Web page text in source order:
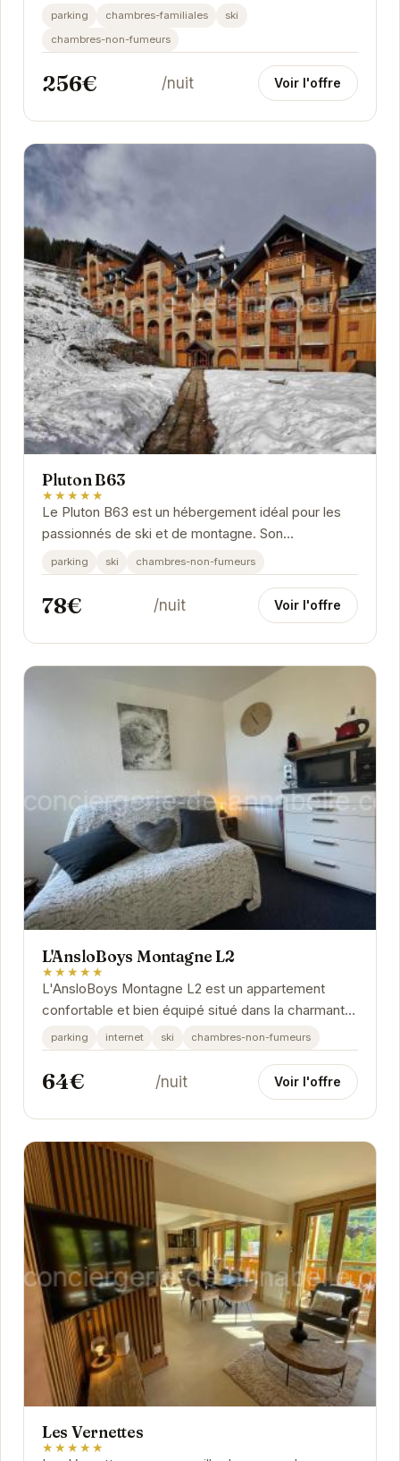
il offre un accès direct aux pistes de ski et...
parking chambres-familiales
ski
chambres-non-fumeurs
256€ /nuit Voir l'offre
Pluton B63
★★★★★
Le Pluton B63 est un hébergement idéal pour les
passionnés de ski et de montagne. Son
emplacement privilégié offre un accès rapide aux
pistes...
parking ski chambres-non-fumeurs
78€ /nuit Voir l'offre
L'AnsloBoys Montagne L2
★★★★★
L'AnsloBoys Montagne L2 est un appartement
confortable et bien équipé situé dans la charmante
station de ski des Deux Alpes. Avec un accès
facile...
parking internet ski chambres-non-fumeurs
64€ /nuit Voir l'offre
Les Vernettes
★★★★★